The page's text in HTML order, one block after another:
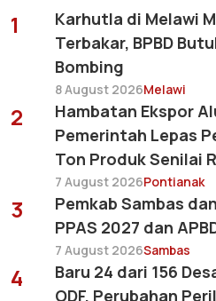
1
Karhutla di Melawi
Terbakar, BPBD
Bombing
8 August 2026Melawi
2
Hambatan Ekspor
Pemerintah Lepas
Ton Produk Senilai
7 August 2026Pontianak
3
Pemkab Sambas
PPAS 2027 dan
7 August 2026Sambas
4
Baru 24 dari 156
ODF, Perubahan